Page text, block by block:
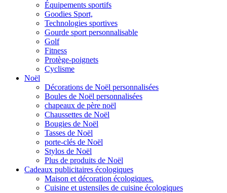
Équipements sportifs
Goodies Sport,
Technologies sportives
Gourde sport personnalisable
Golf
Fitness
Protège-poignets
Cyclisme
Noël
Décorations de Noël personnalisées
Boules de Noël personnalisées
chapeaux de père noël
Chaussettes de Noël
Bougies de Noël
Tasses de Noël
porte-clés de Noël
Stylos de Noël
Plus de produits de Noël
Cadeaux publicitaires écologiques
Maison et décoration écologiques.
Cuisine et ustensiles de cuisine écologiques